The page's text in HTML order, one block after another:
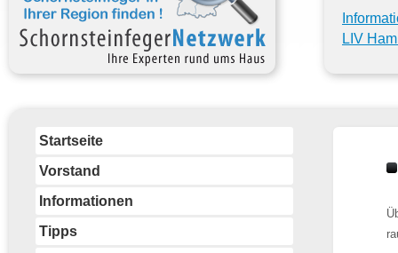
LIV
Startseite
Vorstand
Informationen
Tipps